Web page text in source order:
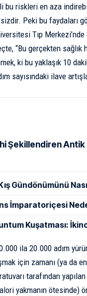
bu riskleri en aza
Peki bu faydaları
Tıp
“Bu gerçekten sağlık
ki bu yaklaşık 10
sayısındaki ilave
Şekillendiren Antik
Gündönümünü
İmparatoriçesi
Kuşatması:
ila 20.000 adım
için zamanı (ya da
tarafından
yakmanın ötesinde)